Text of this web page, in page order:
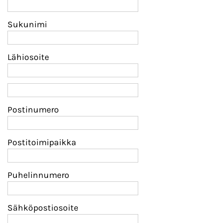
Sukunimi
Lähiosoite
Postinumero
Postitoimipaikka
Puhelinnumero
Sähköpostiosoite